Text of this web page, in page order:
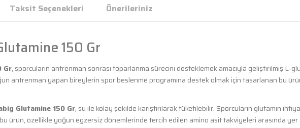
Taksit Seçenekleri Önerileriniz
150 Gr
Gr, sporcuların antrenman sonrası toparlanma sürecini desteklemek amacıyla geliştirilmiş L-
antrenman yapan bireylerin spor beslenme programına destek olmak için tasarlanan bu
Glutamine 150 Gr, su ile kolay şekilde karıştırılarak tüketilebilir. Sporcuların glutamin
ürün, özellikle yoğun egzersiz dönemlerinde tercih edilen amino asit takviyeleri arasında yer